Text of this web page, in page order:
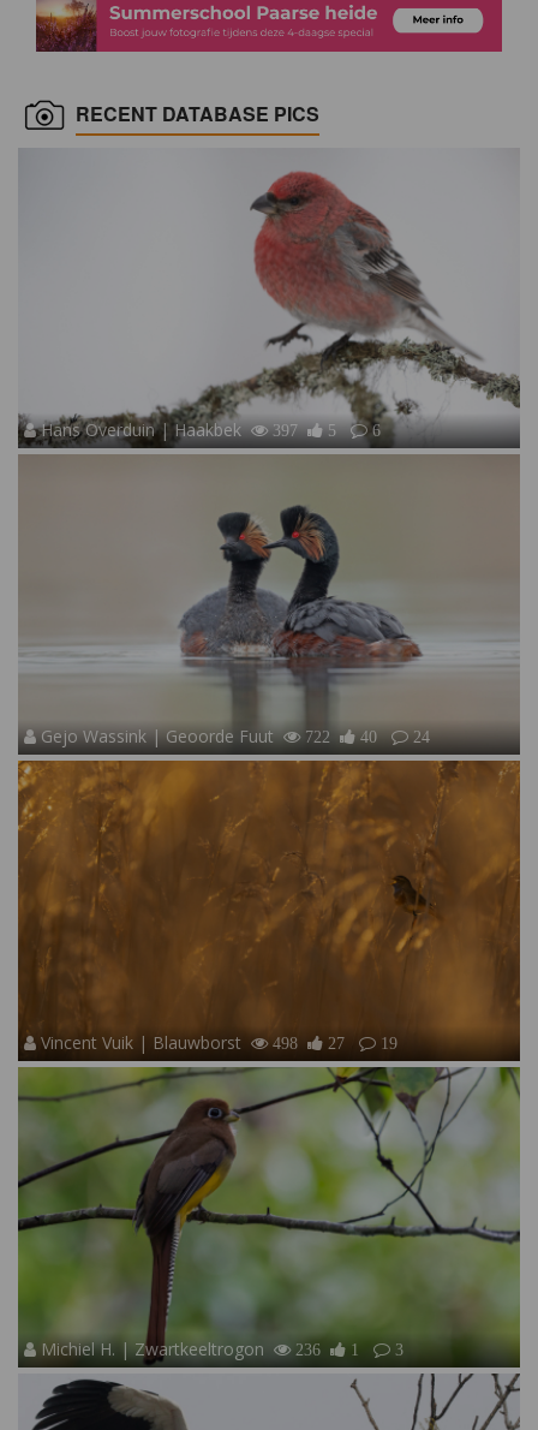
RECENT DATABASE PICS
Hans Overduin | Haakbek 397 5 6
Gejo Wassink | Geoorde Fuut 722 40 24
Vincent Vuik | Blauwborst 498 27 19
Michiel H. | Zwartkeeltrogon 236 1 3